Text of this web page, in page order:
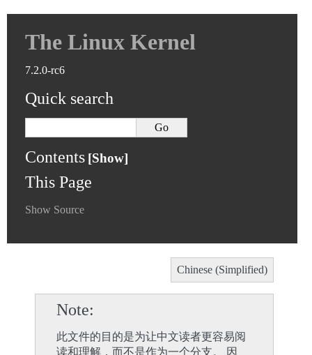
The Linux Kernel
7.2.0-rc6
Quick search
Contents
This Page
Show Source
Chinese (Simplified)
Note
此文件的目的是为让中文读者更容易阅
读和理解，而不是作为一个分支。 因